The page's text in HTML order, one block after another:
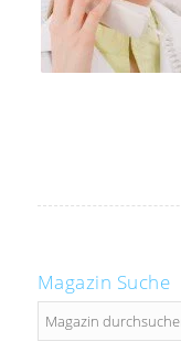
Magazin Suche